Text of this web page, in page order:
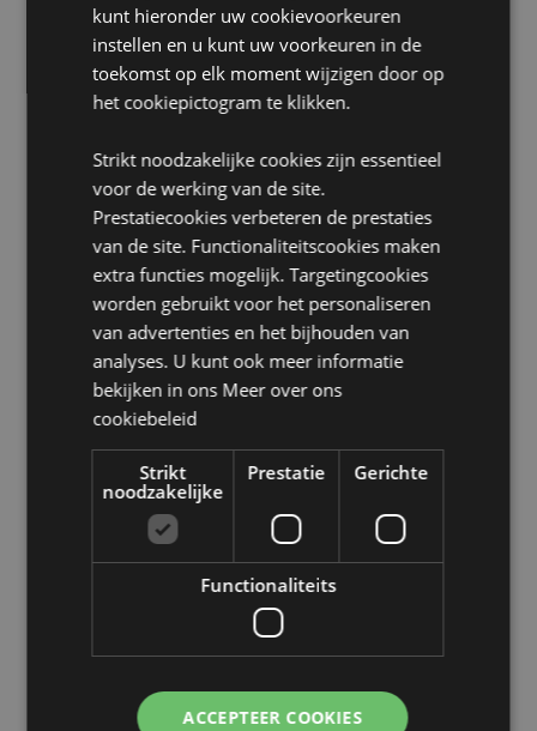
Eilanden (Spanje), Ceuta en Melilla, Chili, Corsica
(Frankrijk), Kroatië, Cyprus, Tsjechië, Denemarken,
Frans-Guyana, Georgië, Duitsland, Gibraltar,
Griekenland, Guadeloupe, Guernsey (Kanaaleilanden),
Ierland, Isle of Man (Verenigd Koninkrijk), Italië
(vasteland), Jersey (Kanaaleilanden), Kosovo, Letland,
Liechtenstein, Litouwen, Luxemburg, Noord-
Macedonië, Madeira (Portugal), Malta, Martinique,
Mayotte, Moldavië, Montenegro, Nederland,
Noorwegen, Polen, Portugal (vasteland), Réunion,
Roemenië, Rusland, Saint Martin (Frans deel), Servië,
Sicilië (Italië), Slowakije, Slovenië, Spanje (vasteland),
Zweden, Zwitserland, Turkije, Oekraïne, Verenigd
Koninkrijk (vasteland), Verenigd Koninkrijk (Noord-
Ierland, Hooglanden en eilanden)
CPNP:UKCP-94643507/EU-4626579
Product Bron:
Zoekt u meer informatie over kopen bij Puckator?
Lees dan onze klanten informatie gids.
kunt hieronder uw cookievoorkeuren
instellen en u kunt uw voorkeuren in de
toekomst op elk moment wijzigen door op
het cookiepictogram te klikken.
Strikt noodzakelijke cookies zijn essentieel
voor de werking van de site.
Prestatiecookies verbeteren de prestaties
van de site. Functionaliteitscookies maken
extra functies mogelijk. Targetingcookies
worden gebruikt voor het personaliseren
van advertenties en het bijhouden van
analyses. U kunt ook meer informatie
bekijken in ons Meer over ons
cookiebeleid
Strikt
noodzakelijke
Prestatie Gerichte
Functionaliteits
ACCEPTEER COOKIES